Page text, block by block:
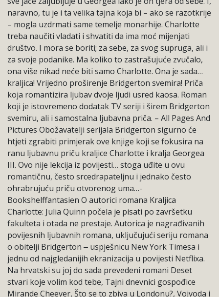
naravno, tu je i ta velika tajna koja bi – ako se razotkrije
– mogla uzdrmati same temelje monarhije. Charlotte
treba naučiti vladati i shvatiti da ima moć mijenjati
društvo. I mora se boriti; za sebe, za svog supruga, ali i
za svoje podanike. Ma koliko to zastrašujuće zvučalo,
ona više nikad neće biti samo Charlotte. Ona je sada…
kraljica! Vrijedno proširenje Bridgerton svemira! Priča
koja romantizira ljubav dvoje ljudi usred kaosa. Roman
koji je istovremeno dodatak TV seriji i širem Bridgerton
svemiru, ali i samostalna ljubavna priča. – All Pages And
Pictures Obožavatelji serijala Bridgerton sigurno će
htjeti zgrabiti primjerak ove knjige koji se fokusira na
ranu ljubavnu priču kraljice Charlotte i kralja Georgea
III. Ovo nije lekcija iz povijesti… stoga uđite u ovu
romantičnu, često srcedrapateljnu i jednako često
ohrabrujuću priču otvorenog uma…-
Bookshelffantasien O autorici romana Kraljica
Charlotte: Julia Quinn počela je pisati po završetku
fakulteta i otada ne prestaje. Autorica je nagrađivanih
povijesnih ljubavnih romana, uključujući seriju romana
o obitelji Bridgerton ‒ uspješnicu New York Timesa i
jednu od najgledanijih ekranizacija u povijesti Netflixa.
Na hrvatski su joj do sada prevedeni romani Deset
stvari koje volim kod tebe, Tajni dnevnici gospođice
Mirande Cheever, Što se to zbiva u Londonu?, Vojvoda i